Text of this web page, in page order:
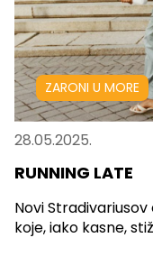
ZARONI U MORE
28.05.2025.
RUNNING LATE
Novi
koje, iako kasne,